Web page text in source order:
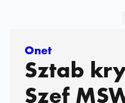
Onet
Sztab
Szef